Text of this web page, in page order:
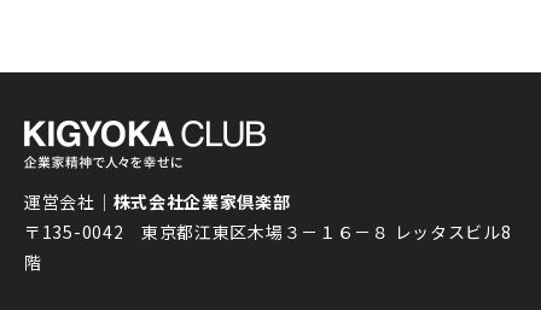
運営会社｜ 株式会社企業家倶楽部
〒135-0042 東京都江東区木場３－１６－８ レッタスビル8
階